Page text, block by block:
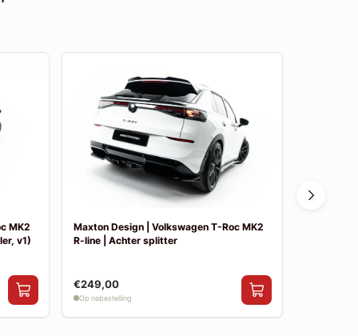
MK2
v1)
Maxton Design | Volkswagen T-Roc MK2
R-line | Achter splitter
€249,00
Op nabestelling